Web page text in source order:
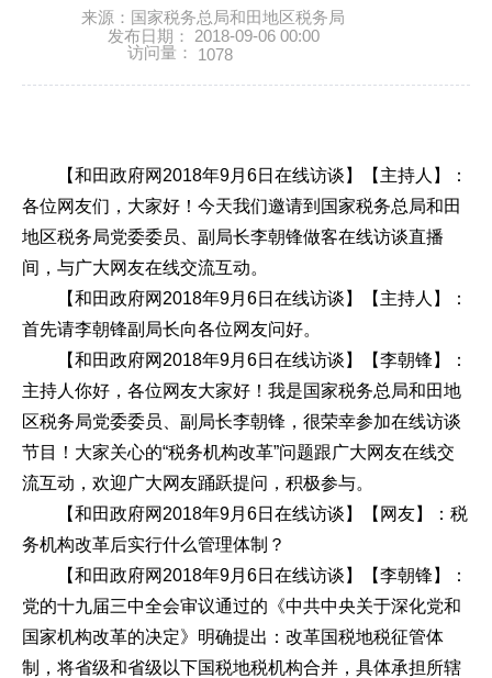
来源：国家税务总局和田地区税务局
发布日期： 2018-09-06 00:00
访问量： 1078
【和田政府网2018年9月6日在线访谈】【主持人】：
各位网友们，大家好！今天我们邀请到国家税务总局和田
地区税务局党委委员、副局长李朝锋做客在线访谈直播
间，与广大网友在线交流互动。
【和田政府网2018年9月6日在线访谈】【主持人】：
首先请李朝锋副局长向各位网友问好。
【和田政府网2018年9月6日在线访谈】【李朝锋】：
主持人你好，各位网友大家好！我是国家税务总局和田地
区税务局党委委员、副局长李朝锋，很荣幸参加在线访谈
节目！大家关心的“税务机构改革”问题跟广大网友在线交
流互动，欢迎广大网友踊跃提问，积极参与。
【和田政府网2018年9月6日在线访谈】【网友】：税
务机构改革后实行什么管理体制？
【和田政府网2018年9月6日在线访谈】【李朝锋】：
党的十九届三中全会审议通过的《中共中央关于深化党和
国家机构改革的决定》明确提出：改革国税地税征管体
制，将省级和省级以下国税地税机构合并，具体承担所辖